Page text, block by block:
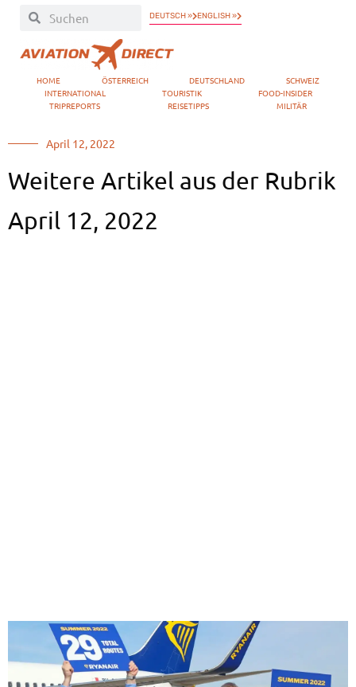
DEUTSCH » ENGLISH »
HOME ÖSTERREICH DEUTSCHLAND
SCHWEIZ
INTERNATIONAL
TOURISTIK
FOOD-INSIDER
TRIPREPORTS
REISETIPPS MILITÄR
April 12, 2022
Weitere Artikel aus der Rubrik
April 12, 2022